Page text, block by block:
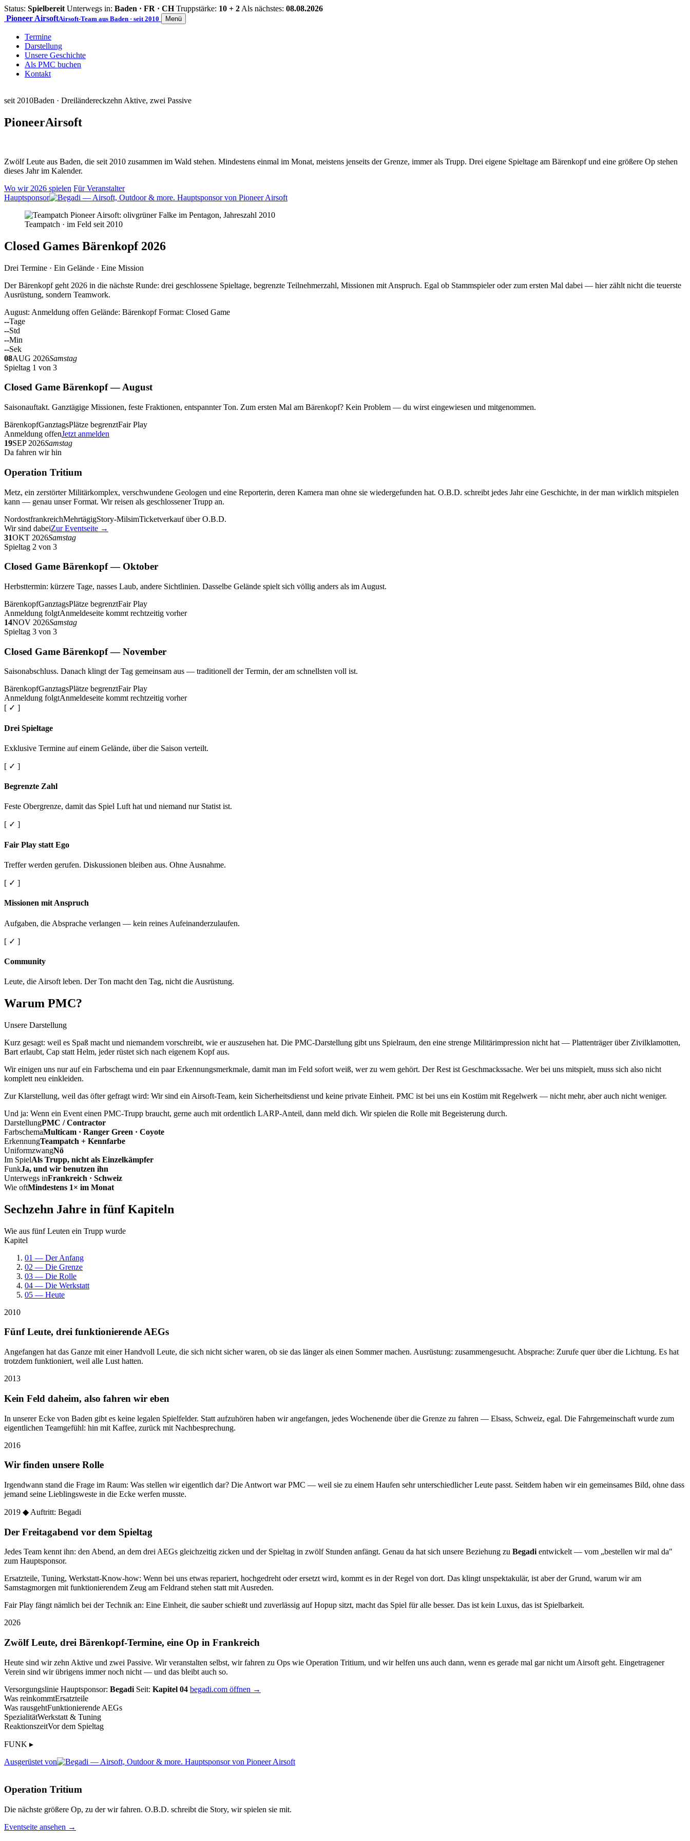
Status: Spielbereit Unterwegs in: Baden · FR · CH Truppstärke: 10 + 2 Als nächstes: 08.08.2026
Pioneer AirsoftAirsoft-Team aus Baden · seit 2010 Menü
Termine
Darstellung
Unsere Geschichte
Als PMC buchen
Kontakt
seit 2010Baden · Dreiländereckzehn Aktive, zwei Passive
PioneerAirsoft
Zwölf Leute aus Baden, die seit 2010 zusammen im Wald stehen. Mindestens einmal im Monat, meistens jenseits der Grenze, immer als Trupp. Drei eigene Spieltage am Bärenkopf und eine größere Op stehen
dieses Jahr im Kalender.
Wo wir 2026 spielen Für Veranstalter
Hauptsponsor
Teampatch · im Feld seit 2010
Closed Games Bärenkopf 2026
Drei Termine · Ein Gelände · Eine Mission
Der Bärenkopf geht 2026 in die nächste Runde: drei geschlossene Spieltage, begrenzte Teilnehmerzahl, Missionen mit Anspruch. Egal ob Stammspieler oder zum ersten Mal dabei — hier zählt nicht die teuerste
Ausrüstung, sondern Teamwork.
August: Anmeldung offen Gelände: Bärenkopf Format: Closed Game
--Tage
--Std
--Min
--Sek
08AUG 2026Samstag
Spieltag 1 von 3
Closed Game Bärenkopf — August
Saisonauftakt. Ganztägige Missionen, feste Fraktionen, entspannter Ton. Zum ersten Mal am Bärenkopf? Kein Problem — du wirst eingewiesen und mitgenommen.
BärenkopfGanztagsPlätze begrenztFair Play
Anmeldung offenJetzt anmelden
19SEP 2026Samstag
Da fahren wir hin
Operation Tritium
Metz, ein zerstörter Militärkomplex, verschwundene Geologen und eine Reporterin, deren Kamera man ohne sie wiedergefunden hat. O.B.D. schreibt jedes Jahr eine Geschichte, in der man wirklich mitspielen
kann — genau unser Format. Wir reisen als geschlossener Trupp an.
NordostfrankreichMehrtägigStory-MilsimTicketverkauf über O.B.D.
Wir sind dabeiZur Eventseite →
31OKT 2026Samstag
Spieltag 2 von 3
Closed Game Bärenkopf — Oktober
Herbsttermin: kürzere Tage, nasses Laub, andere Sichtlinien. Dasselbe Gelände spielt sich völlig anders als im August.
BärenkopfGanztagsPlätze begrenztFair Play
Anmeldung folgtAnmeldeseite kommt rechtzeitig vorher
14NOV 2026Samstag
Spieltag 3 von 3
Closed Game Bärenkopf — November
Saisonabschluss. Danach klingt der Tag gemeinsam aus — traditionell der Termin, der am schnellsten voll ist.
BärenkopfGanztagsPlätze begrenztFair Play
Anmeldung folgtAnmeldeseite kommt rechtzeitig vorher
[ ✓ ]
Drei Spieltage
Exklusive Termine auf einem Gelände, über die Saison verteilt.
[ ✓ ]
Begrenzte Zahl
Feste Obergrenze, damit das Spiel Luft hat und niemand nur Statist ist.
[ ✓ ]
Fair Play statt Ego
Treffer werden gerufen. Diskussionen bleiben aus. Ohne Ausnahme.
[ ✓ ]
Missionen mit Anspruch
Aufgaben, die Absprache verlangen — kein reines Aufeinanderzulaufen.
[ ✓ ]
Community
Leute, die Airsoft leben. Der Ton macht den Tag, nicht die Ausrüstung.
Warum PMC?
Unsere Darstellung
Kurz gesagt: weil es Spaß macht und niemandem vorschreibt, wie er auszusehen hat. Die PMC-Darstellung gibt uns Spielraum, den eine strenge Militärimpression nicht hat — Plattenträger über Zivilklamotten,
Bart erlaubt, Cap statt Helm, jeder rüstet sich nach eigenem Kopf aus.
Wir einigen uns nur auf ein Farbschema und ein paar Erkennungsmerkmale, damit man im Feld sofort weiß, wer zu wem gehört. Der Rest ist Geschmackssache. Wer bei uns mitspielt, muss sich also nicht
komplett neu einkleiden.
Zur Klarstellung, weil das öfter gefragt wird: Wir sind ein Airsoft-Team, kein Sicherheitsdienst und keine private Einheit. PMC ist bei uns ein Kostüm mit Regelwerk — nicht mehr, aber auch nicht weniger.
Und ja: Wenn ein Event einen PMC-Trupp braucht, gerne auch mit ordentlich LARP-Anteil, dann meld dich. Wir spielen die Rolle mit Begeisterung durch.
DarstellungPMC / Contractor
FarbschemaMulticam · Ranger Green · Coyote
ErkennungTeampatch + Kennfarbe
UniformzwangNö
Im SpielAls Trupp, nicht als Einzelkämpfer
FunkJa, und wir benutzen ihn
Unterwegs inFrankreich · Schweiz
Wie oftMindestens 1× im Monat
Sechzehn Jahre in fünf Kapiteln
Wie aus fünf Leuten ein Trupp wurde
Kapitel
01 — Der Anfang
02 — Die Grenze
03 — Die Rolle
04 — Die Werkstatt
05 — Heute
2010
Fünf Leute, drei funktionierende AEGs
Angefangen hat das Ganze mit einer Handvoll Leute, die sich nicht sicher waren, ob sie das länger als einen Sommer machen. Ausrüstung: zusammengesucht. Absprache: Zurufe quer über die Lichtung. Es hat
trotzdem funktioniert, weil alle Lust hatten.
2013
Kein Feld daheim, also fahren wir eben
In unserer Ecke von Baden gibt es keine legalen Spielfelder. Statt aufzuhören haben wir angefangen, jedes Wochenende über die Grenze zu fahren — Elsass, Schweiz, egal. Die Fahrgemeinschaft wurde zum
eigentlichen Teamgefühl: hin mit Kaffee, zurück mit Nachbesprechung.
2016
Wir finden unsere Rolle
Irgendwann stand die Frage im Raum: Was stellen wir eigentlich dar? Die Antwort war PMC — weil sie zu einem Haufen sehr unterschiedlicher Leute passt. Seitdem haben wir ein gemeinsames Bild, ohne dass
jemand seine Lieblingsweste in die Ecke werfen musste.
2019 ◆ Auftritt: Begadi
Der Freitagabend vor dem Spieltag
Jedes Team kennt ihn: den Abend, an dem drei AEGs gleichzeitig zicken und der Spieltag in zwölf Stunden anfängt. Genau da hat sich unsere Beziehung zu Begadientwickelt — vom „bestellen wir mal da"
zum Hauptsponsor.
Ersatzteile, Tuning, Werkstatt-Know-how: Wenn bei uns etwas repariert, hochgedreht oder ersetzt wird, kommt es in der Regel von dort. Das klingt unspektakulär, ist aber der Grund, warum wir am
Samstagmorgen mit funktionierendem Zeug am Feldrand stehen statt mit Ausreden.
Fair Play fängt nämlich bei der Technik an: Eine Einheit, die sauber schießt und zuverlässig auf Hopup sitzt, macht das Spiel für alle besser. Das ist kein Luxus, das ist Spielbarkeit.
2026
Zwölf Leute, drei Bärenkopf-Termine, eine Op in Frankreich
Heute sind wir zehn Aktive und zwei Passive. Wir veranstalten selbst, wir fahren zu Ops wie Operation Tritium, und wir helfen uns auch dann, wenn es gerade mal gar nicht um Airsoft geht. Eingetragener
Verein sind wir übrigens immer noch nicht — und das bleibt auch so.
Versorgungslinie Hauptsponsor: Begadi Seit: Kapitel 04 begadi.com öffnen →
Was reinkommtErsatzteile
Was rausgehtFunktionierende AEGs
SpezialitätWerkstatt & Tuning
ReaktionszeitVor dem Spieltag
FUNK ▸
Ausgerüstet von
Operation Tritium
Die nächste größere Op, zu der wir fahren. O.B.D. schreibt die Story, wir spielen sie mit.
Eventseite ansehen →